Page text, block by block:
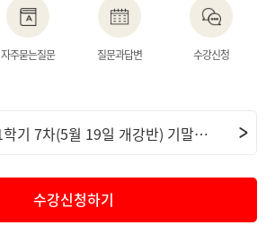
자주묻는질문 질문과답변 수강신청
2026년 2학기 1차(6월 9일 개강반) 중간고사 기간 안내 및 ..
2026년 1학기 7차(5월 19일 개강반) 기말고사 기간 안내 및..
2026년 9월 1일 개강반(2026년 2학기 4차 개강반) 보육교사..
2026년 2학기 1차(6월 9일 개강반) 중간고사 기간 안내 및 ..
수강신청하기